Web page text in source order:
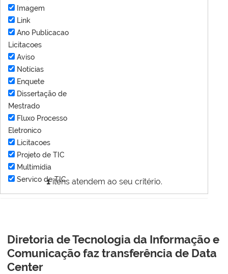
1itens atendem ao seu critério.
Imagem
Link
Ano Publicacao
Licitacoes
Aviso
Notícias
Enquete
Dissertação de
Mestrado
Fluxo Processo
Eletronico
Licitacoes
Projeto de TIC
Multimídia
Servico de TIC
Diretoria de Tecnologia da Informação e
Comunicação faz transferência de Data
Center